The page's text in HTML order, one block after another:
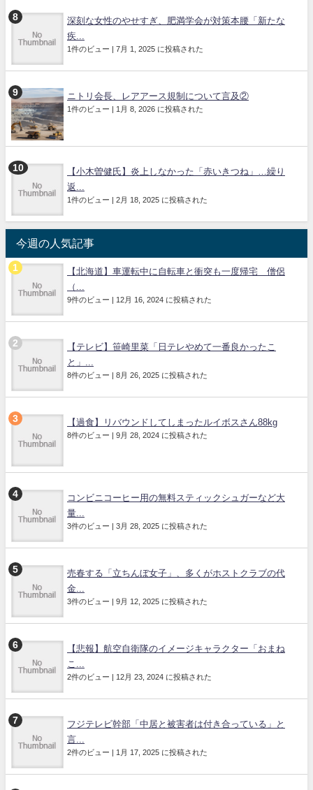
深刻な女性のやせすぎ、肥満学会が対策本腰「新たな
疾...
1件のビュー 7月 1, 2025 に投稿された
ニトリ会長、レアアース規制について言及②
1件のビュー 1月 8, 2026 に投稿された
【小木曽健氏】炎上しなかった「赤いきつね」…繰り
返...
1件のビュー 2月 18, 2025 に投稿された
今週の人気記事
【北海道】車運転中に自転車と衝突も一度帰宅 僧侶
（...
9件のビュー 12月 16, 2024 に投稿された
【テレビ】笹崎里菜「日テレやめて一番良かったこ
と」...
8件のビュー 8月 26, 2025 に投稿された
【過食】リバウンドしてしまったルイボスさん88kg
8件のビュー 9月 28, 2024 に投稿された
コンビニコーヒー用の無料スティックシュガーなど大
量...
3件のビュー 3月 28, 2025 に投稿された
売春する「立ちんぼ女子」、多くがホストクラブの代
金...
3件のビュー 9月 12, 2025 に投稿された
【悲報】航空自衛隊のイメージキャラクター「おまね
こ...
2件のビュー 12月 23, 2024 に投稿された
フジテレビ幹部「中居と被害者は付き合っている」と
言...
2件のビュー 1月 17, 2025 に投稿された